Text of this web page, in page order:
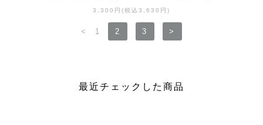
3,300円(税込3,630円)
< 1 2 3 >
最近チェックした商品